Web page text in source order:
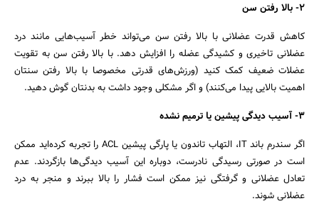
۲- بالا رفتن سن
کاهش قدرت عضلانی با بالا رفتن سن می‌تواند خطر آسیب‌هایی مانند درد
عضلانی تاخیری و کشیدگی عضله را افزایش دهد. با بالا رفتن سن به تقویت
عضلات ضعیف کمک کنید (ورزش‌های قدرتی مخصوصا با بالا رفتن سنتان
اهمیت بالایی پیدا می‌کنند) و اگر مشکلی وجود داشت به بدنتان گوش دهید.
۳- آسیب دیدگی پیشین یا ترمیم نشده
اگر سندرم باند IT، التهاب تاندون یا پارگی پیشین ACL را تجربه کرده‌اید ممکن
است در صورتی رسیدگی نادرست، دوباره این آسیب دیدگی‌ها بازگردند. عدم
تعادل عضلانی و گرفتگی نیز ممکن است فشار را بالا ببرند و منجر به درد
عضلانی شوند.